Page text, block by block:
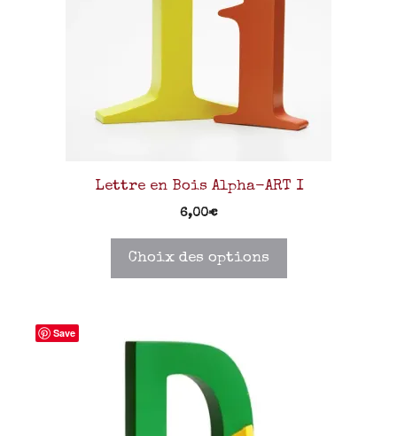
Lettre en Bois Alpha-ART I
6,00€
Choix des options
Save